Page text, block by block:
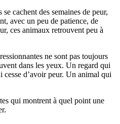
cachent des semaines de peur,
avec un peu de patience, de
ces animaux retrouvent peu à
ne sont pas toujours
dans les yeux. Un regard qui
d’avoir peur. Un animal qui
qui montrent à quel point une